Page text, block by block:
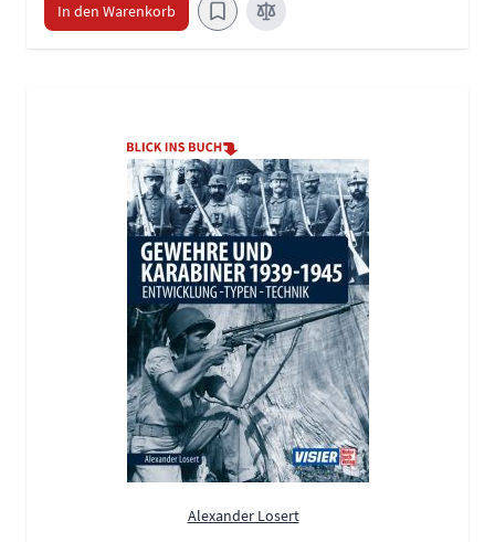
In den Warenkorb
Alexander Losert